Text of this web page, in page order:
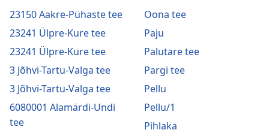
23150 Aakre-Pühaste tee
23241 Ülpre-Kure tee
23241 Ülpre-Kure tee
3 Jõhvi-Tartu-Valga tee
3 Jõhvi-Tartu-Valga tee
6080001 Alamärdi-Undi
tee
Oona tee
Paju
Palutare tee
Pargi tee
Pellu
Pellu/1
Pihlaka